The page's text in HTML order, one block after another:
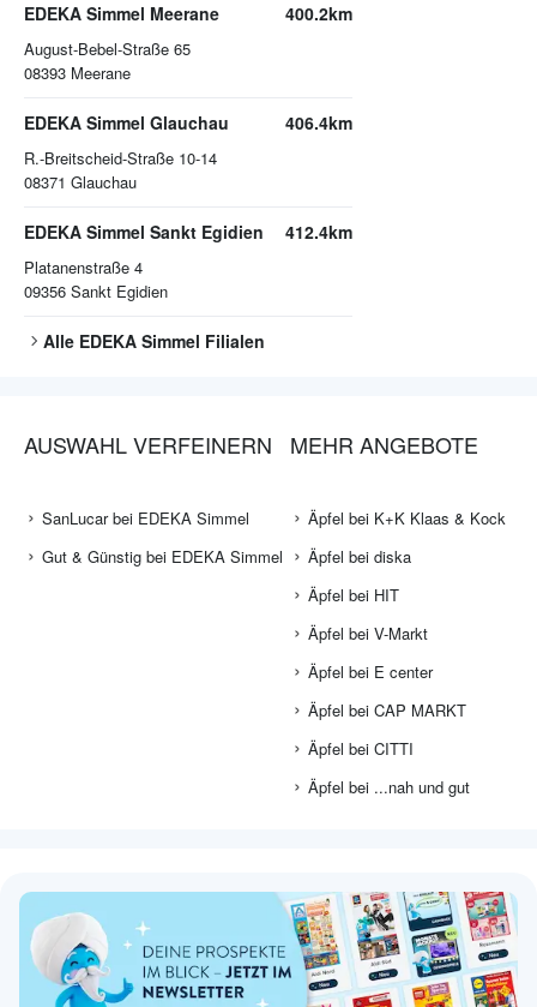
EDEKA Simmel Meerane
August-Bebel-Straße 65
08393 Meerane
400.2km
EDEKA Simmel Glauchau
R.-Breitscheid-Straße 10-14
08371 Glauchau
406.4km
EDEKA Simmel Sankt Egidien
Platanenstraße 4
09356 Sankt Egidien
412.4km
Alle EDEKA Simmel Filialen
AUSWAHL VERFEINERN
SanLucar bei EDEKA Simmel
Gut & Günstig bei EDEKA Simmel
MEHR ANGEBOTE
Äpfel bei K+K Klaas & Kock
Äpfel bei diska
Äpfel bei HIT
Äpfel bei V-Markt
Äpfel bei E center
Äpfel bei CAP MARKT
Äpfel bei CITTI
Äpfel bei ...nah und gut